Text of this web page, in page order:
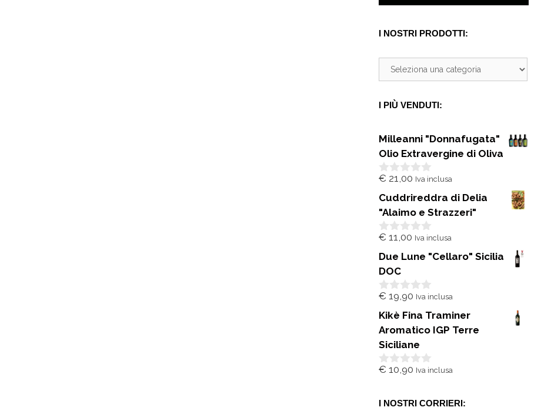
I NOSTRI PRODOTTI:
I PIÙ VENDUTI:
Milleanni "Donnafugata"
Olio Extravergine di Oliva
0
u
5
€ 21,00 Iva inclusa
Cuddrireddra di Delia
"Alaimo e Strazzeri"
0
u
5
€ 11,00 Iva inclusa
Due Lune "Cellaro" Sicilia
DOC
0
u
5
€ 19,90 Iva inclusa
Kikè Fina Traminer
Aromatico IGP Terre
Siciliane
0
5
€ 10,90 Iva inclusa
I NOSTRI CORRIERI: